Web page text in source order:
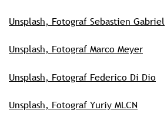
Unsplash, Fotograf Sebastien Gabriel
Unsplash, Fotograf Marco Meyer
Unsplash, Fotograf Federico Di Dio
Unsplash, Fotograf Yuriy MLCN